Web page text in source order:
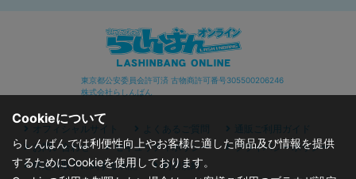
東京都公安委員会許可済 古物商許可番号305500206246
株式会社らしんばん
オフィシャルサイト よくあるご質問
通販ご利用ガイド
お問い合わせ
セキュリティポリシー
プライバシーポリシー
特定商取引に関する表記
利用規約
Cookieについて
らしんばんでは利便性向上やお客様に適した商品及び情報を提供
するためにCookieを使用しております。